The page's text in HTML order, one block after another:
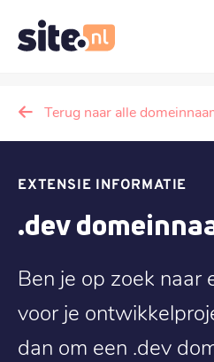
Terug naar alle
EXTENSIE INFORMATIE
.dev
Ben je op zoek naar
voor je
dan om een .dev